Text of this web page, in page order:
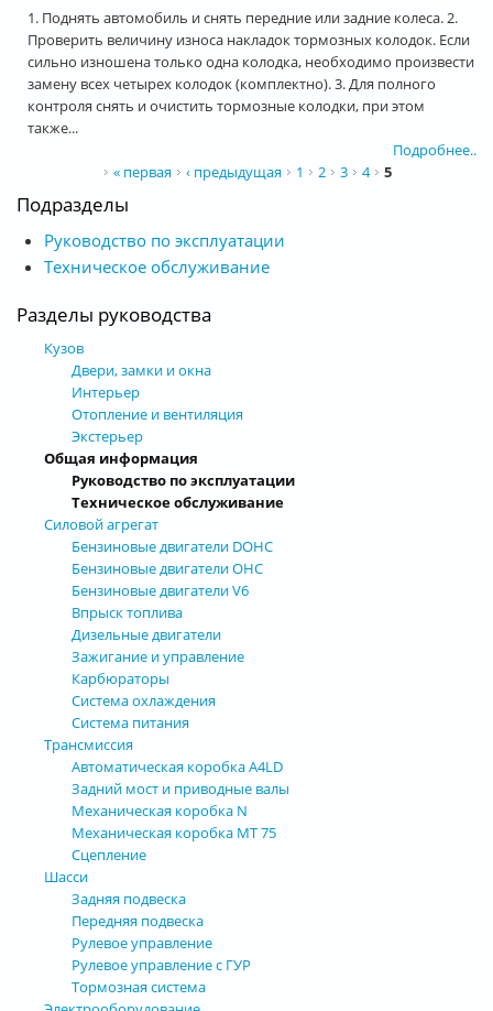
1. Поднять автомобиль и снять передние или задние колеса. 2.
Проверить величину износа накладок тормозных колодок. Если
сильно изношена только одна колодка, необходимо произвести
замену всех четырех колодок (комплектно). 3. Для полного
контроля снять и очистить тормозные колодки, при этом
также...
Подробнее..
Страницы « первая ‹ предыдущая 1 2 3 4 5
Подразделы
Руководство по эксплуатации
Техническое обслуживание
Разделы руководства
Кузов
Двери, замки и окна
Интерьер
Отопление и вентиляция
Экстерьер
Общая информация
Руководство по эксплуатации
Техническое обслуживание
Силовой агрегат
Бензиновые двигатели DOHC
Бензиновые двигатели OHC
Бензиновые двигатели V6
Впрыск топлива
Дизельные двигатели
Зажигание и управление
Карбюраторы
Система охлаждения
Система питания
Трансмиссия
Автоматическая коробка А4LD
Задний мост и приводные валы
Механическая коробка N
Механическая коробка МТ 75
Сцепление
Шасси
Задняя подвеска
Передняя подвеска
Рулевое управление
Рулевое управление с ГУР
Тормозная система